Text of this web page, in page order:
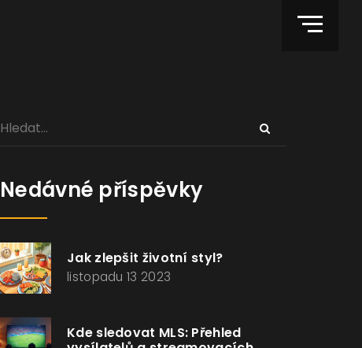
Nedávné příspěvky
Jak zlepšit životní styl?
listopadu 13 2023
Kde sledovat MLS: Přehled